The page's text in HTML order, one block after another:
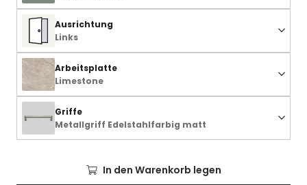
Ausrichtung
Links
Arbeitsplatte
Limestone
Griffe
Metallgriff Edelstahlfarbig matt
In den Warenkorb legen